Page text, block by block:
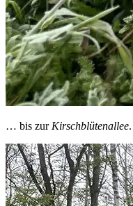
… bis zur Kirschblütenallee